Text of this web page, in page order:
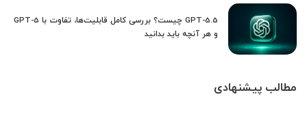
GPT-5.5 چیست؟ بررسی کامل قابلیت‌ها، تفاوت با GPT-5
و هر آنچه باید بدانید
مطالب پیشنهادی